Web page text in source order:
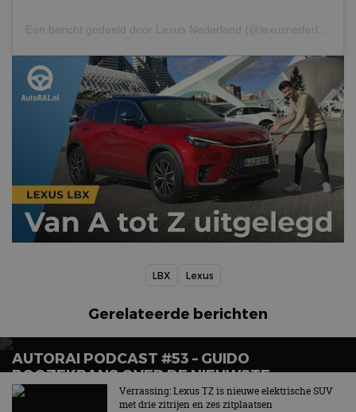
LBX Lexus
Gerelateerde berichten
AUTORAI PODCAST #53 – GUIDO
ROOZEKRANS OVER DE NIEUWSTE
ELEKTRISCHE MODELLEN VAN TOYOTA EN
Verrassing: Lexus TZ is nieuwe elektrische SUV
met drie zitrijen en zes zitplaatsen